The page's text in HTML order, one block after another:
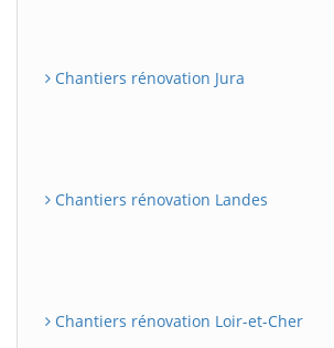
Chantiers rénovation Jura
Chantiers rénovation Landes
Chantiers rénovation Loir-et-Cher